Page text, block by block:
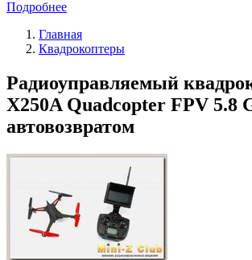
Подробнее
Главная
Квадрокоптеры
Радиоуправляемый
X250A Quadcopter FPV 5.8
автовозвратом